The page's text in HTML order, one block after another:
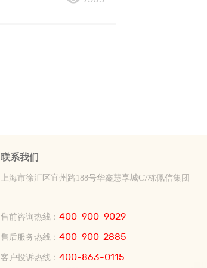
联系我们
上海市徐汇区宜州路188号华鑫慧享城C7栋佩信集团
售前咨询热线： 400-900-9029
售后服务热线： 400-900-2885
客户投诉热线： 400-863-0115